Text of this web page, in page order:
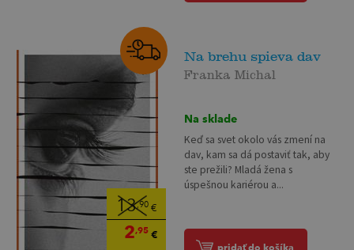
13,90 €
2,95 €
Na brehu spieva dav
Franka Michal
Na sklade
Keď sa svet okolo vás zmení na
dav, kam sa dá postaviť tak, aby
ste prežili? Mladá žena s
úspešnou kariérou a...
pridať do košíka